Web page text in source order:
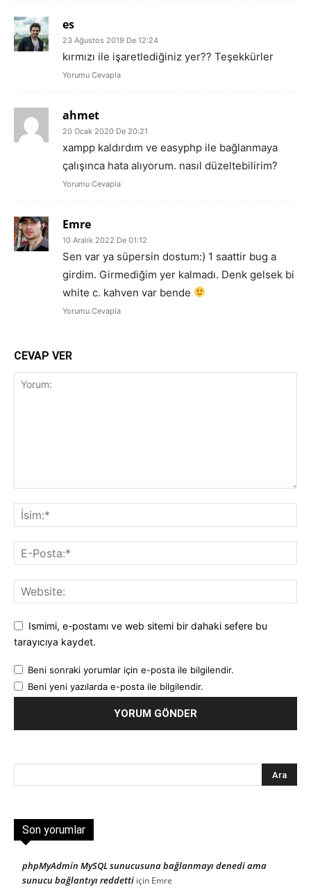
es
23 Ağustos 2019 De 12:24
kırmızı ile işaretlediğiniz yer?? Teşekkürler
Yorumu Cevapla
ahmet
20 Ocak 2020 De 20:21
xampp kaldırdım ve easyphp ile bağlanmaya
çalışınca hata alıyorum. nasıl düzeltebilirim?
Yorumu Cevapla
Emre
10 Aralık 2022 De 01:12
Sen var ya süpersin dostum:) 1 saattir bug a
girdim. Girmediğim yer kalmadı. Denk gelsek bi
white c. kahven var bende
Yorumu Cevapla
CEVAP VER
Ismimi, e-postamı ve web sitemi bir dahaki sefere bu
tarayıcıya kaydet.
Beni sonraki yorumlar için e-posta ile bilgilendir.
Beni yeni yazılarda e-posta ile bilgilendir.
Son yorumlar
phpMyAdmin MySQL sunucusuna bağlanmayı denedi ama
sunucu bağlantıyı reddetti için Emre